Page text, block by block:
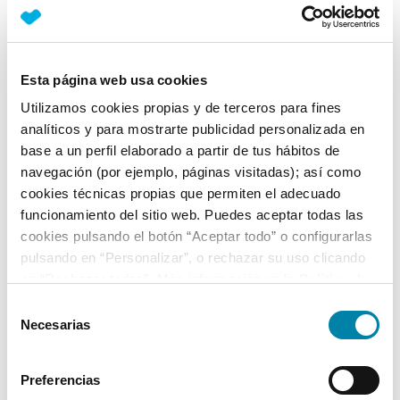
Esta página web usa cookies
Utilizamos cookies propias y de terceros para fines
analíticos y para mostrarte publicidad personalizada en
base a un perfil elaborado a partir de tus hábitos de
navegación (por ejemplo, páginas visitadas); así como
cookies técnicas propias que permiten el adecuado
funcionamiento del sitio web. Puedes aceptar todas las
cookies pulsando el botón “Aceptar todo” o configurarlas
pulsando en “Personalizar”, o rechazar su uso clicando
Necesarias
Preferencias
Tracción
Delantera
Equipamiento*
Ficha técnica
Exterior
Interior